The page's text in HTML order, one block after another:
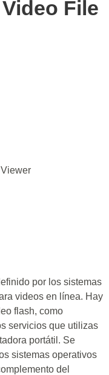
File
por los sistemas
videos en línea. Hay
flash, como
servicios que utilizas
portátil. Se
sistemas operativos
del